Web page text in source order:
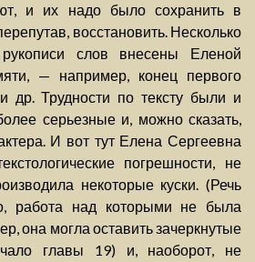
и их надо было сохранить в
восстановить. Несколько
слов внесены Еленой
— например, конец первого
др. Трудности по тексту были и
серьезные и, можно сказать,
И вот тут Елена Сергеевна
погрешности, не
некоторые куски. (Речь
работа над которыми не была
она могла оставить зачеркнутые
главы 19) и, наоборот, не